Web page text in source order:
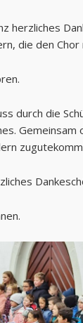
herzliches
die den
durch die